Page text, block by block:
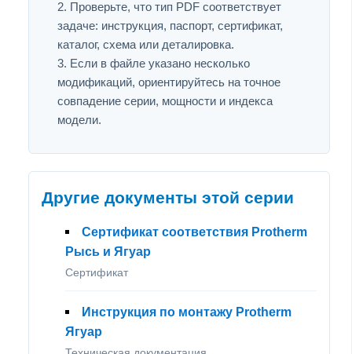
Проверьте, что тип PDF соответствует
задаче: инструкция, паспорт, сертификат,
каталог, схема или деталировка.
Если в файле указано несколько
модификаций, ориентируйтесь на точное
совпадение серии, мощности и индекса
модели.
Другие документы этой серии
Сертификат соответствия Protherm
Рысь и Ягуар
Сертификат
Инструкция по монтажу Protherm
Ягуар